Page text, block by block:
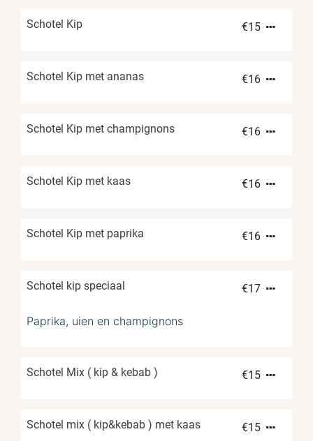
Schotel Kip €15
Schotel Kip met ananas €16
Schotel Kip met champignons €16
Schotel Kip met kaas €16
Schotel Kip met paprika €16
Schotel kip speciaal €17
Paprika, uien en champignons
Schotel Mix ( kip & kebab ) €15
Schotel mix ( kip&kebab ) met kaas €15